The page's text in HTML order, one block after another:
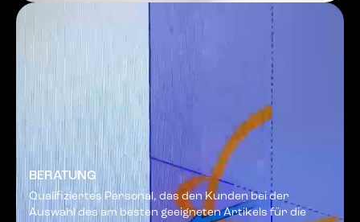
BERATUNG
Qualifiziertes Personal, das den Kunden bei der
Auswahl des am besten geeigneten Artikels für die